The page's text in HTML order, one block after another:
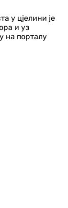
у цјелини је
и уз
на порталу